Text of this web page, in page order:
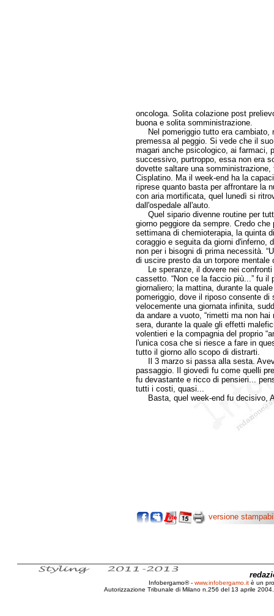
oncologa. Solita colazione post
buona e solita somministrazione.
Nel pomeriggio tutto era cambiato,
premessa al peggio. Si vede che il
magari anche psicologico, ai farmaci,
successivo, purtroppo, essa non era
dovette saltare una
Cisplatino. Ma il week-end ha la
riprese quanto basta per affrontare la
con aria mortificata, quel lunedì si
dall'ospedale all'auto.
Quel sipario divenne routine per
giorno peggiore da sempre. Credo
settimana di chemioterapia, la quinta
coraggio e seguita da giorni d'inferno,
non per i bisogni di prima necessità.
di uscire presto da un torpore mentale
Le speranze, il dovere nei confronti
cassetto. “Non ce la faccio più...” fu il
giornaliero; la mattina, durante la
pomeriggio, dove il riposo consente
velocemente una giornata infinita,
da andare a vuoto, “rimetti ma non
sera, durante la quale gli effetti
volentieri e la compagnia del proprio
l'unica cosa che si riesce a fare in
tutto il giorno allo scopo di distrarti.
Il 3 marzo si passa alla sesta.
passaggio. Il giovedì fu come quelli
fu devastante e ricco di pensieri...
tutti i costi, quasi...
Basta, quel week-end fu decisivo,
versione
Infobergamo® - www.infobergamo.it è un
Autorizzazione Tribunale di Milano n.256 del 13 aprile